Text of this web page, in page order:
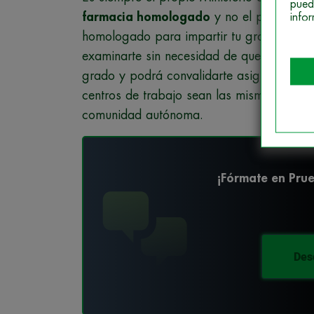
farmacia homologado y no el propio
homologado para impartir tu grado de
examinarte sin necesidad de que hagas
grado y podrá convalidarte asignaturas.
centros de trabajo sean las mismas que
comunidad autónoma.
¡Fórmate en